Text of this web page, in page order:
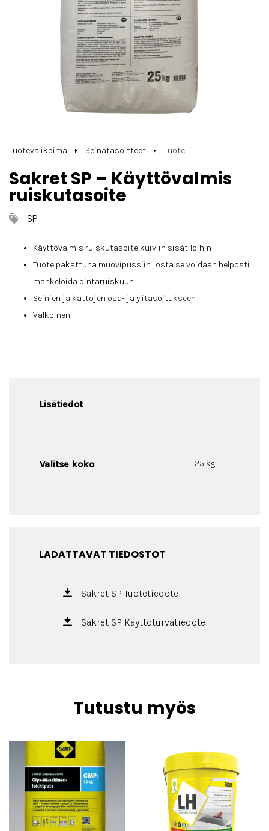
Tuotevalikoima Seinätasoitteet Tuote
Sakret SP – Käyttövalmis
ruiskutasoite
SP
Käyttövalmis ruiskutasoite kuiviin sisätiloihin
Tuote pakattuna muovipussiin josta se voidaan helposti
mankeloida pintaruiskuun
Seinien ja kattojen osa- ja ylitasoitukseen
Valkoinen
Lisätiedot
Valitse koko 25 kg
LADATTAVAT TIEDOSTOT
Sakret SP Tuotetiedote
Sakret SP Käyttöturvatiedote
Tutustu myös